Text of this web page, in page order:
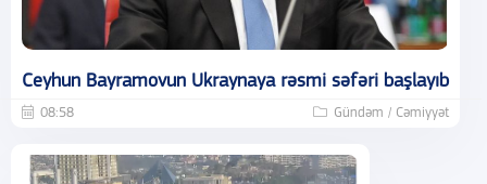
Ceyhun Bayramovun Ukraynaya rəsmi səfəri başlayıb
08:58 Gündəm / Cəmiyyət